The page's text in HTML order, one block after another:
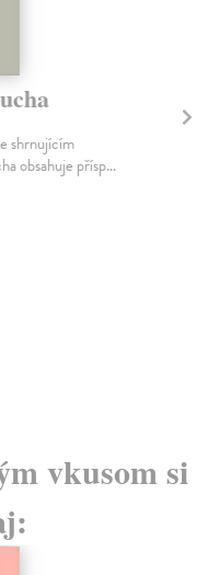
shrnujícím
obsahuje přísp...
vkusom si